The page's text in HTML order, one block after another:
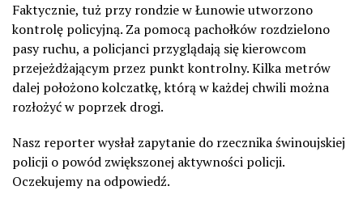
Faktycznie, tuż przy rondzie w Łunowie utworzono
kontrolę policyjną. Za pomocą pachołków rozdzielono
pasy ruchu, a policjanci przyglądają się kierowcom
przejeżdżającym przez punkt kontrolny. Kilka metrów
dalej położono kolczatkę, którą w każdej chwili można
rozłożyć w poprzek drogi.
Nasz reporter wysłał zapytanie do rzecznika świnoujskiej
policji o powód zwiększonej aktywności policji.
Oczekujemy na odpowiedź.